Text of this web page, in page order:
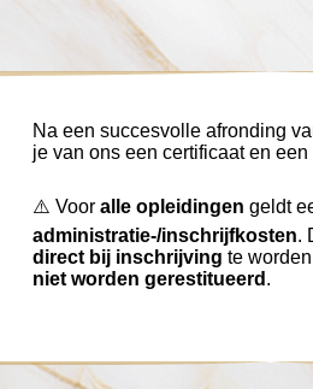
Na een succesvolle afronding
je van ons een certificaat en
⚠️ Voor alle opleidingen geldt
administratie-/inschrijfkosten.
direct bij inschrijving te
niet worden gerestitueerd .